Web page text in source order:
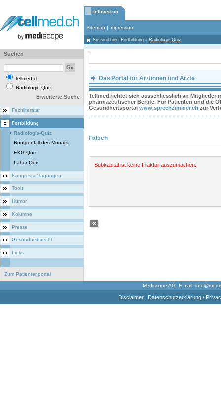
tellmed.ch
Sitemap | Impressum
Sie sind hier: Fortbildung » Radiologie-Quiz
Suchen
tellmed.ch
Radiologie-Quiz
Erweiterte Suche
Fachliteratur
Fortbildung
Radiologie-Quiz
Röntgenfall des Monats
EKG-Quiz
Labor-Quiz
Kongresse/Tagungen
Tools
Humor
Kolumne
Presse
Gesundheitsrecht
Links
Zum Patientenportal
Das Portal für Ärztinnen und Ärzte
Tellmed richtet sich ausschliesslich an Mitglieder
pharmazeutischer Berufe. Für Patienten und die
Gesundheitsportal www.sprechzimmer.ch zur
Falsch
Subkapital ist keine Fraktur auszumachen.
Mediscope AG E-mail:
Disclaimer| Datenschutzerklärung /